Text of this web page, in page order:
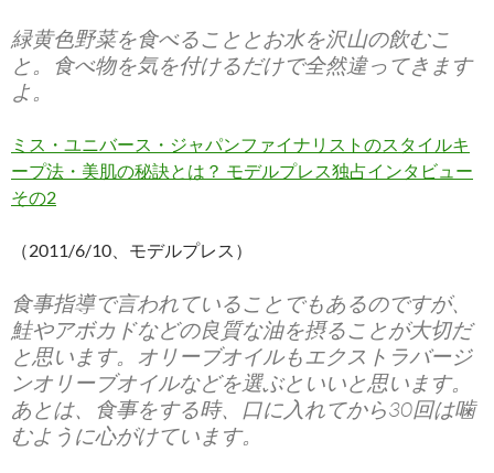
緑黄色野菜を食べることとお水を沢山の飲むこ
と。食べ物を気を付けるだけで全然違ってきます
よ。
ミス・ユニバース・ジャパンファイナリストのスタイルキ
ープ法・美肌の秘訣とは？ モデルプレス独占インタビュー
その2
（2011/6/10、モデルプレス）
食事指導で言われていることでもあるのですが、
鮭やアボカドなどの良質な油を摂ることが大切だ
と思います。オリーブオイルもエクストラバージ
ンオリーブオイルなどを選ぶといいと思います。
あとは、食事をする時、口に入れてから30回は噛
むように心がけています。